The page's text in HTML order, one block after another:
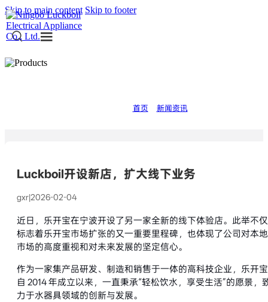
Skip to main content Skip to footer
首页 新闻资讯
Luckboil开设新店，扩大线下业务
gxr|2026-02-04
近日，乐开宝在宁波开设了另一家全新的线下体验店。此举不仅
标志着乐开宝市场扩张的又一重要里程碑，也体现了公司对本地
市场的高度重视和对未来发展的坚定信心。
作为一家集产品研发、制造和销售于一体的高科技企业，乐开宝
自 2014 年成立以来，一直秉承“轻松饮水，享受生活”的愿景，
力于水器具领域的创新与发展。